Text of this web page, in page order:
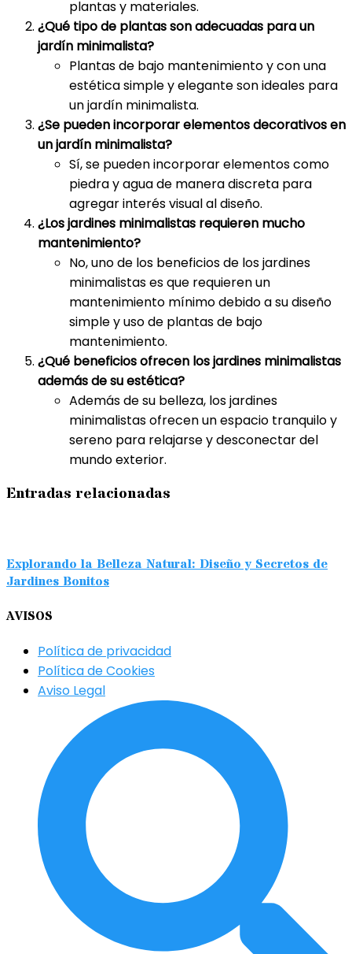
plantas y materiales.
¿Qué tipo de plantas son adecuadas para un
jardín minimalista?
Plantas de bajo mantenimiento y con una
estética simple y elegante son ideales para
un jardín minimalista.
¿Se pueden incorporar elementos decorativos en
un jardín minimalista?
Sí, se pueden incorporar elementos como
piedra y agua de manera discreta para
agregar interés visual al diseño.
¿Los jardines minimalistas requieren mucho
mantenimiento?
No, uno de los beneficios de los jardines
minimalistas es que requieren un
mantenimiento mínimo debido a su diseño
simple y uso de plantas de bajo
mantenimiento.
¿Qué beneficios ofrecen los jardines minimalistas
además de su estética?
Además de su belleza, los jardines
minimalistas ofrecen un espacio tranquilo y
sereno para relajarse y desconectar del
mundo exterior.
Entradas relacionadas
Explorando la Belleza Natural: Diseño y Secretos de
Jardines Bonitos
AVISOS
Política de privacidad
Política de Cookies
Aviso Legal